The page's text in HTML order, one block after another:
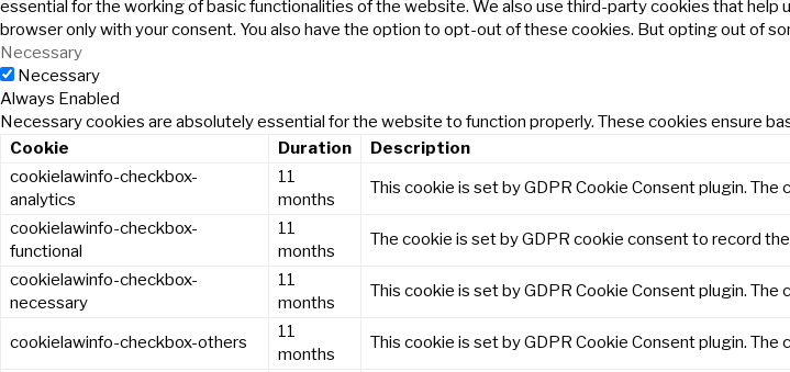
essential for the working of basic functionalities of the website. We also use third-party cookies that help
browser only with your consent. You also have the option to opt-out of these cookies. But opting out of
Necessary
Necessary
Always Enabled
Necessary cookies are absolutely essential for the website to function properly. These cookies ensure
Cookie
Duration
Description
cookielawinfo-checkbox-
analytics
11
months
This cookie is set by GDPR Cookie Consent plugin.
cookielawinfo-checkbox-
functional
11
months
The cookie is set by GDPR cookie consent to record
cookielawinfo-checkbox-
necessary
11
months
This cookie is set by GDPR Cookie Consent plugin.
cookielawinfo-checkbox-others
11
months
This cookie is set by GDPR Cookie Consent plugin.